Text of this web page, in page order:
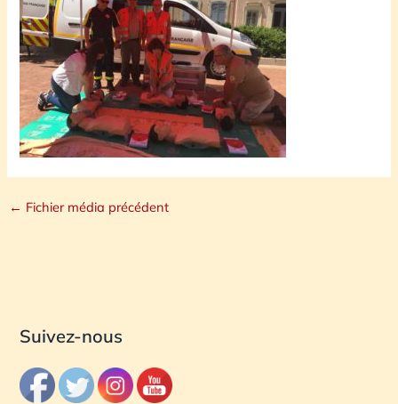
← Fichier média précédent
Suivez-nous